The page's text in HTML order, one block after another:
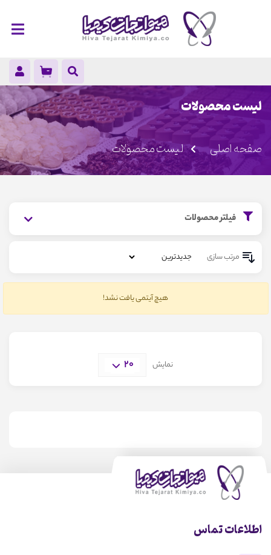
لیست محصولات
صفحه اصلی لیست محصولات
فیلتر محصولات
مرتب سازی
هیچ آیتمی یافت نشد!
نمایش 20
اطلاعات تماس